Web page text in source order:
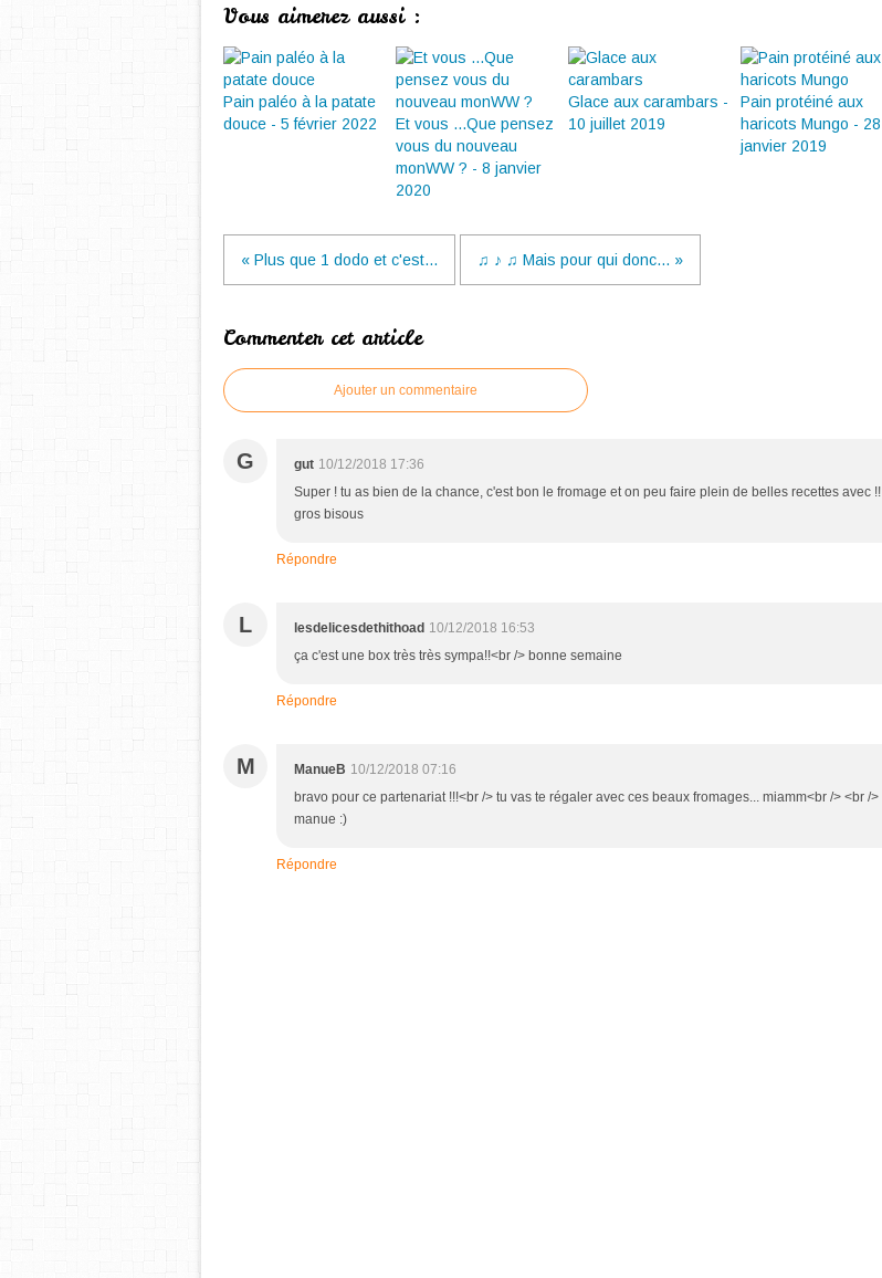
Vous aimerez aussi :
Pain paléo à la patate
douce - 5 février 2022
Et vous ...Que pensez
vous du nouveau
monWW ? - 8 janvier
2020
Glace aux carambars -
10 juillet 2019
Pain protéiné aux
haricots Mungo - 28
janvier 2019
« Plus que 1 dodo et c'est... ♫ ♪ ♫ Mais pour qui donc... »
Commenter cet article
Ajouter un commentaire
G gut 10/12/2018 17:36
Super ! tu as bien de la chance, c'est bon le fromage et on peu faire plein de belles recettes avec !!
gros bisous
Répondre
L lesdelicesdethithoad 10/12/2018 16:53
ça c'est une box très très sympa!!<br /> bonne semaine
Répondre
M ManueB 10/12/2018 07:16
bravo pour ce partenariat !!!<br /> tu vas te régaler avec ces beaux fromages... miamm<br /> <br />
manue :)
Répondre